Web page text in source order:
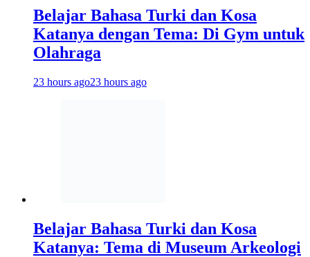
Belajar Bahasa Turki dan Kosa
Katanya dengan Tema: Di Gym untuk
Olahraga
23 hours ago23 hours ago
Belajar Bahasa Turki dan Kosa
Katanya: Tema di Museum Arkeologi